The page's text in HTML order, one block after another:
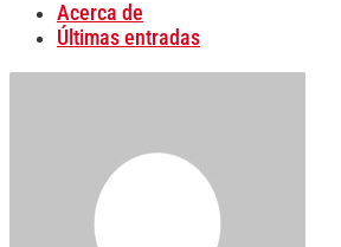
Acerca de
Últimas entradas